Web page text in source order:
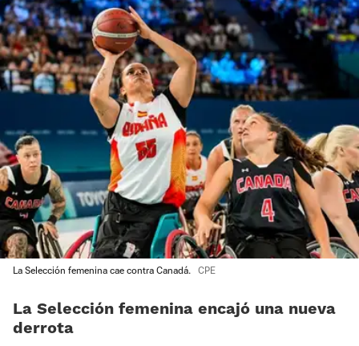
La Selección femenina cae contra Canadá. CPE
La Selección femenina encajó una nueva
derrota